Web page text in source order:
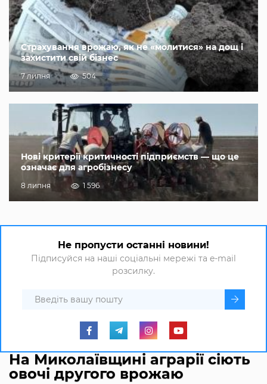
Страхування врожаю, як не «молитися» на дощ і
захистити свій бізнес
7 липня 504
Нові критерії критичності підприємств — що це
означає для агробізнесу
8 липня 1 596
Не пропусти останні новини!
Підписуйся на наші соціальні мережі та e-mail
розсилку.
На Миколаївщині аграрії сіють
овочі другого врожаю